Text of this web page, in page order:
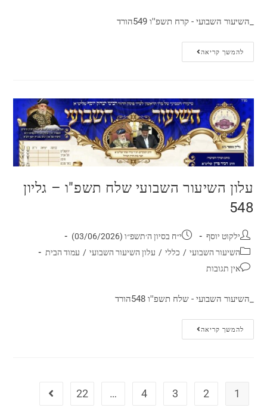
_השיעור השבועי - קרח תשפ''ו 549הורד
להמשך קריאה
עלון השיעור השבועי שלח תשפ"ו – גליון
548
ילקוט יוסף
י״ח בסיון ה׳תשפ״ו (03/06/2026)
השיעור השבועי / כללי / עלון השיעור השבועי / עמוד הבית
אין תגובות
_השיעור השבועי - שלח תשפ''ו 548הורד
להמשך קריאה
1
2
3
4
…
22